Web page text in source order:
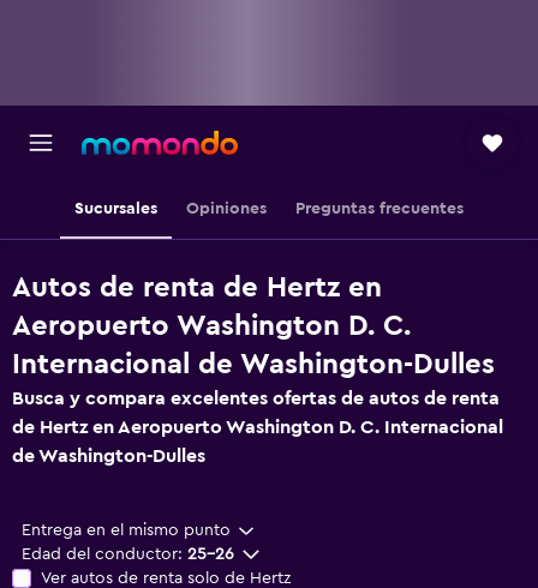
Sucursales Opiniones Preguntas frecuentes
Autos de renta de Hertz en
Aeropuerto Washington D. C.
Internacional de Washington-Dulles
Busca y compara excelentes ofertas de autos de renta
de Hertz en Aeropuerto Washington D. C. Internacional
de Washington-Dulles
Entrega en el mismo punto
Edad del conductor: 25-26
Ver autos de renta solo de Hertz